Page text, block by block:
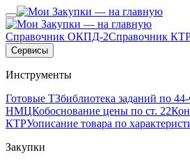
Справочник ОКПД-2Справочник
Сервисы
Инструменты
Готовые ТЗбиблиотека заданий по
НМЦКобоснование цены по ст. 22
КТРУописание товара по
Закупки